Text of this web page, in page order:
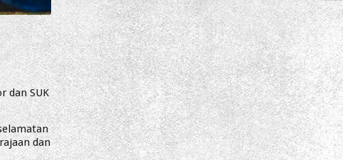
dan SUK
dan